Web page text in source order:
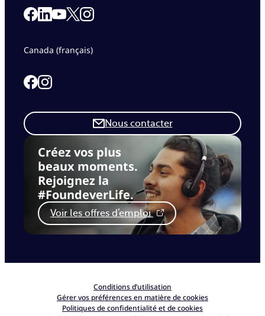
Créez vos plus
beaux moments.
Rejoignez la
#FoundeverLife.
Voir les offres d’emploi
Nous contacter
Link to our Facebook page
Link to our Linkedin page
Link to our Youtube page
Link to our X page
Link to our Instagram page
Canada (français)
Link to our Facebook page
Link to our Instagram page
Conditions d’utilisation
Gérer vos préférences en matière de cookies
Politiques de confidentialité et de cookies